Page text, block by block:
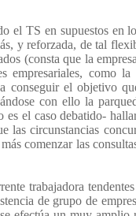
el TS en supuestos en
y reforzada, de tal
(consta que la
como
conseguir el objetivo
con ello la
es el caso debatido-
las circunstancias
comenzar las
trabajadora
de grupo de